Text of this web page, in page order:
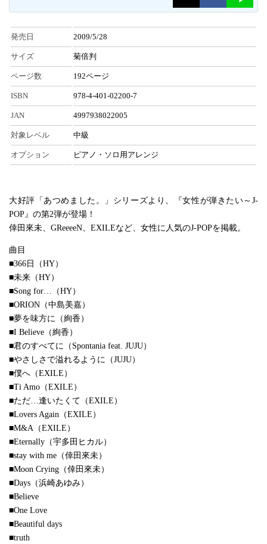
発売日 2009/5/28
サイズ 菊倍判
ページ数 192ページ
ISBN 978-4-401-02200-7
JAN 4997938022005
対象レベル 中級
オプション ピアノ・ソロ用アレンジ
大好評「あつめました。」シリーズより、『女性が弾きたい～J-
POP』の第2弾が登場！
倖田來未、GReeeeN、EXILEなど、女性に人気のJ-POPを掲載。
曲目
■366日（HY）
■未来（HY）
■Song for…（HY）
■ORION（中島美嘉）
■夢を味方に（絢香）
■I Believe（絢香）
■君のすべてに（Spontania feat. JUJU）
■やさしさで溢れるように（JUJU）
■僕へ（EXILE）
■Ti Amo（EXILE）
■ただ…逢いたくて（EXILE）
■Lovers Again（EXILE）
■M&A（EXILE）
■Eternally（宇多田ヒカル）
■stay with me（倖田來未）
■Moon Crying（倖田來未）
■Days（浜崎あゆみ）
■Believe
■One Love
■Beautiful days
■truth